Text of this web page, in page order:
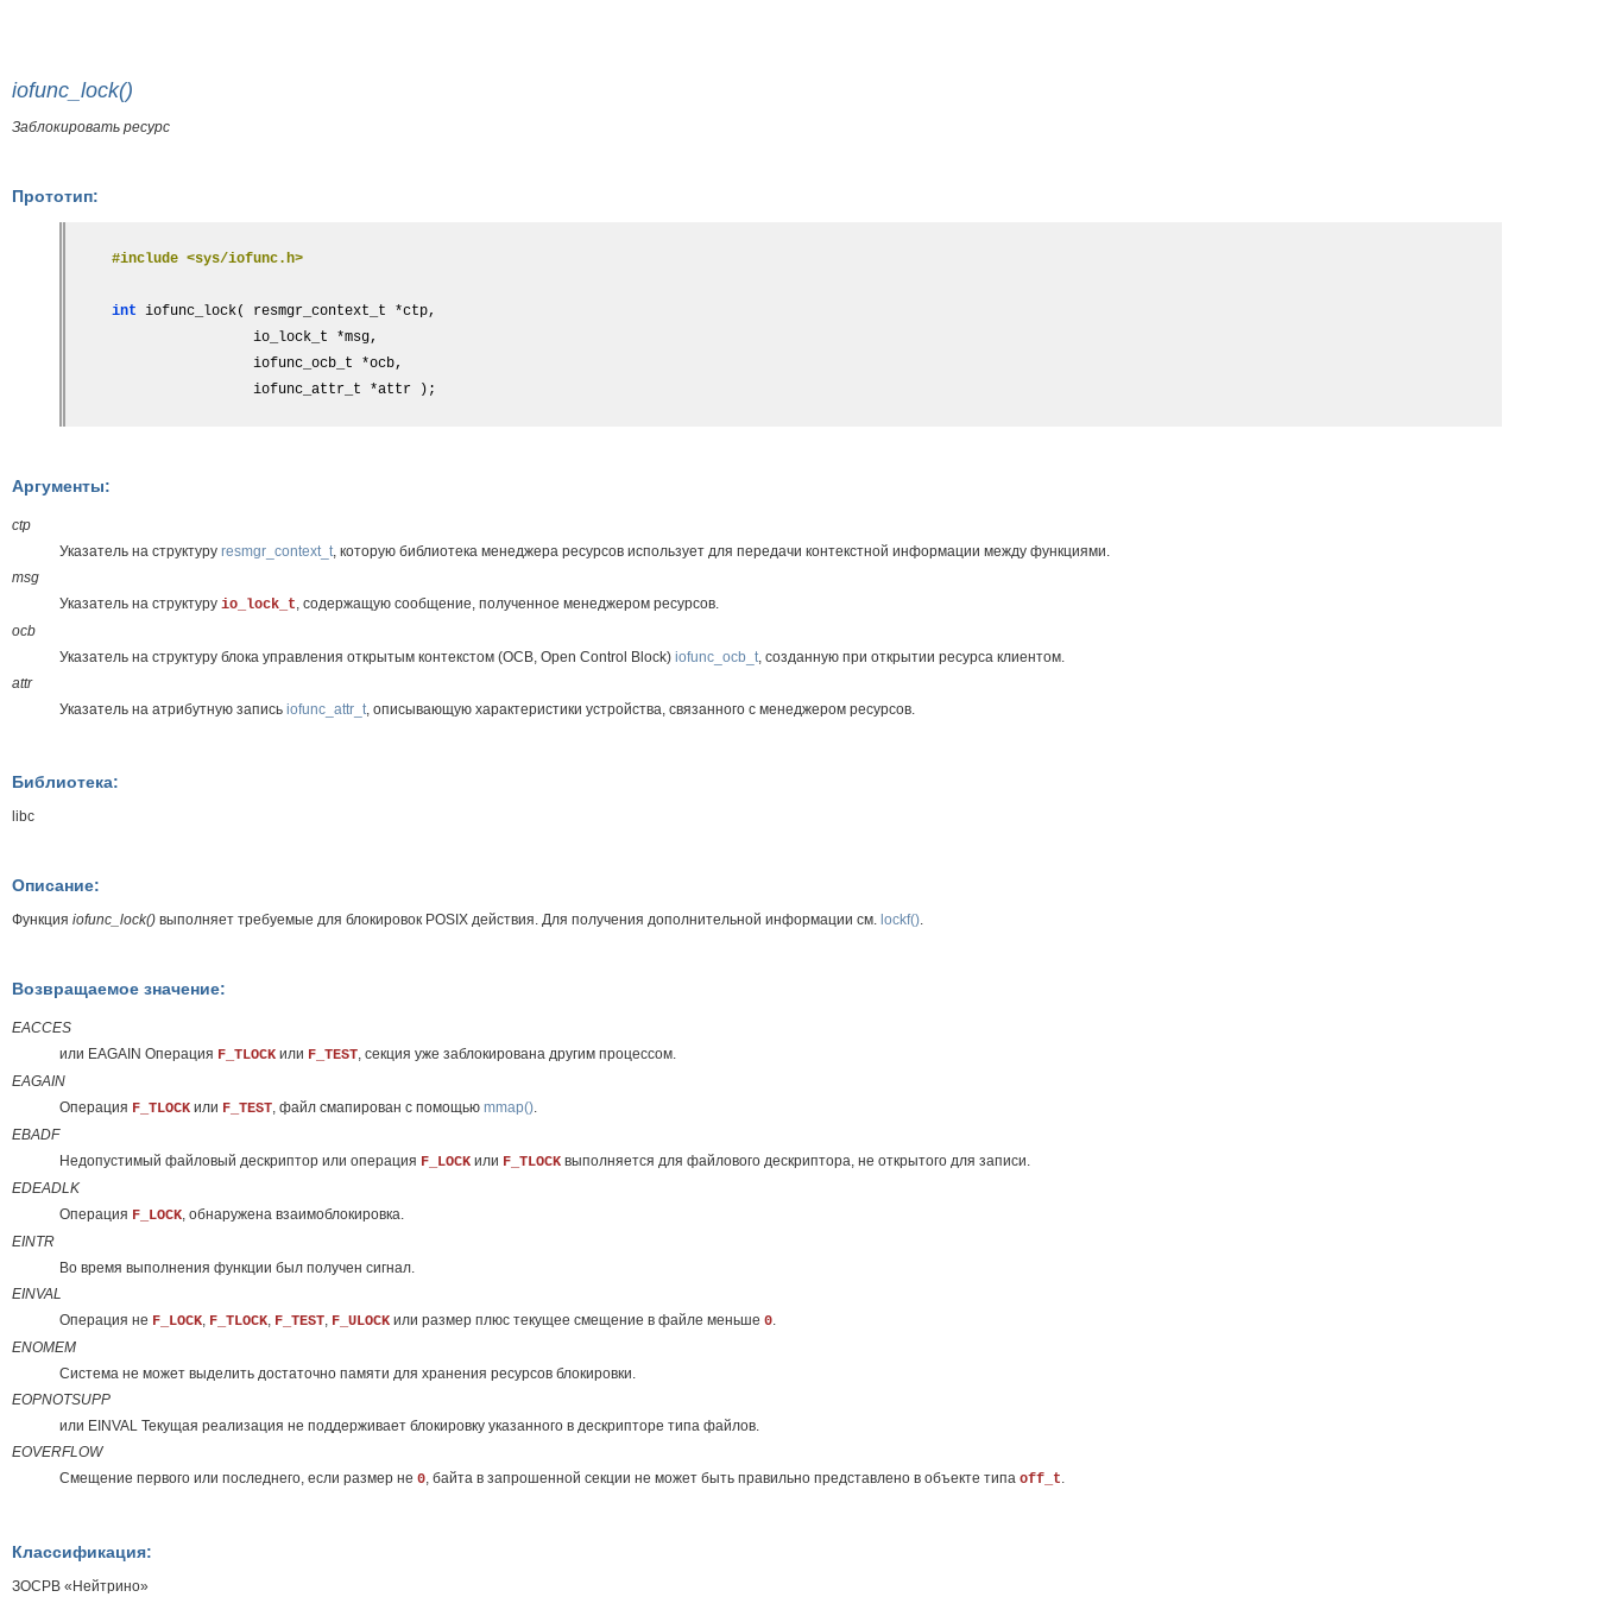
iofunc_lock()
Заблокировать ресурс
Прототип:
#include <sys/iofunc.h>
int iofunc_lock( resmgr_context_t *ctp,
                 io_lock_t *msg,
                 iofunc_ocb_t *ocb,
                 iofunc_attr_t *attr );
Аргументы:
ctp
Указатель на структуру resmgr_context_t, которую библиотека менеджера ресурсов использует для передачи контекстной информации между функциями.
msg
Указатель на структуру io_lock_t, содержащую сообщение, полученное менеджером ресурсов.
ocb
Указатель на структуру блока управления открытым контекстом (OCB, Open Control Block) iofunc_ocb_t, созданную при открытии ресурса клиентом.
attr
Указатель на атрибутную запись iofunc_attr_t, описывающую характеристики устройства, связанного с менеджером ресурсов.
Библиотека:
libc
Описание:
Функция iofunc_lock() выполняет требуемые для блокировок POSIX действия. Для получения дополнительной информации см. lockf().
Возвращаемое значение:
EACCES
или EAGAIN Операция F_TLOCK или F_TEST, секция уже заблокирована другим процессом.
EAGAIN
Операция F_TLOCK или F_TEST, файл смапирован с помощью mmap().
EBADF
Недопустимый файловый дескриптор или операция F_LOCK или F_TLOCK выполняется для файлового дескриптора, не открытого для записи.
EDEADLK
Операция F_LOCK, обнаружена взаимоблокировка.
EINTR
Во время выполнения функции был получен сигнал.
EINVAL
Операция не F_LOCK, F_TLOCK, F_TEST, F_ULOCK или размер плюс текущее смещение в файле меньше 0.
ENOMEM
Система не может выделить достаточно памяти для хранения ресурсов блокировки.
EOPNOTSUPP
или EINVAL Текущая реализация не поддерживает блокировку указанного в дескрипторе типа файлов.
EOVERFLOW
Смещение первого или последнего, если размер не 0, байта в запрошенной секции не может быть правильно представлено в объекте типа off_t.
Классификация:
ЗОСРВ «Нейтрино»